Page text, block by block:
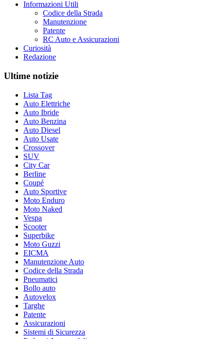
Informazioni Utili
Codice della Strada
Manutenzione
Patente
RC Auto e Assicurazioni
Curiosità
Redazione
Ultime notizie
Lista Tag
Auto Elettriche
Auto Ibride
Auto Benzina
Auto Diesel
Auto Usate
Crossover
SUV
City Car
Berline
Coupé
Auto Sportive
Moto Enduro
Moto Naked
Vespa
Scooter
Superbike
Moto Guzzi
EICMA
Manutenzione Auto
Codice della Strada
Pneumatici
Bollo auto
Autovelox
Targhe
Patente
Assicurazioni
Sistemi di Sicurezza